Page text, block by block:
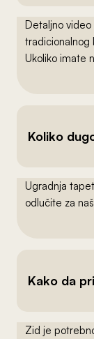
Detaljno
tradicionalnog
Ukoliko imate
Koliko
Ugradnja
odlučite za
Kako da
Zid je